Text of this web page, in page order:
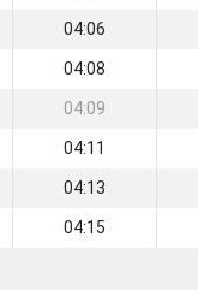
04:06
04:08
04:09
04:11
04:13
04:15